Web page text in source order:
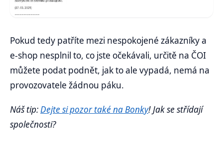
Pokud tedy patříte mezi nespokojené zákazníky a
e-shop nesplnil to, co jste očekávali, určitě na ČOI
můžete podat podnět, jak to ale vypadá, nemá na
provozovatele žádnou páku.
Náš tip:Dejte si pozor také na Bonky! Jak se střídají
společnosti?